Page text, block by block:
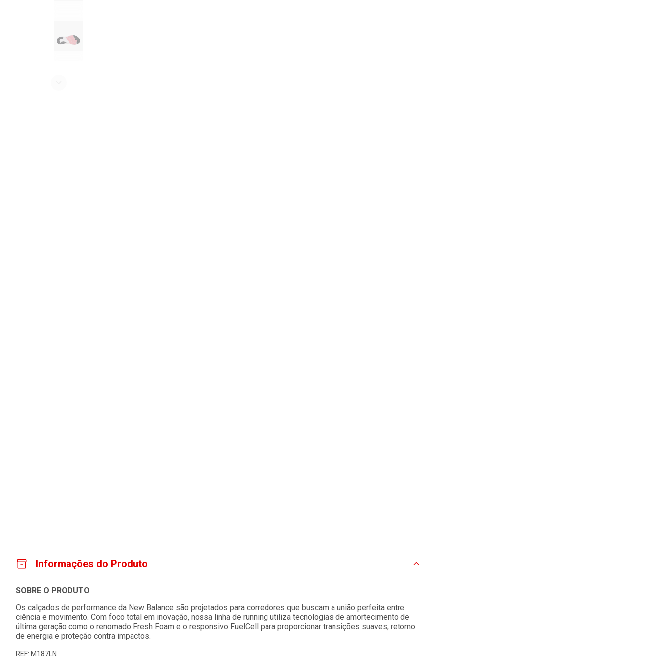
Informações do Produto
SOBRE O PRODUTO
Os calçados de performance da New Balance são projetados para corredores que buscam a união perfeita entre
ciência e movimento. Com foco total em inovação, nossa linha de running utiliza tecnologias de amortecimento de
última geração como o renomado Fresh Foam e o responsivo FuelCell para proporcionar transições suaves, retorno
de energia e proteção contra impactos.
REF: M187LN